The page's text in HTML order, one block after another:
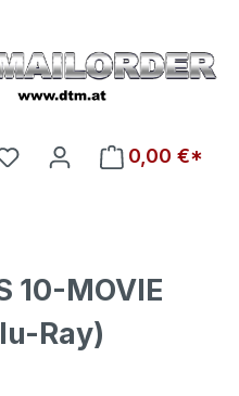
Du hast 0 Produkte auf
0,00 €*
10-MOVIE
Ray)